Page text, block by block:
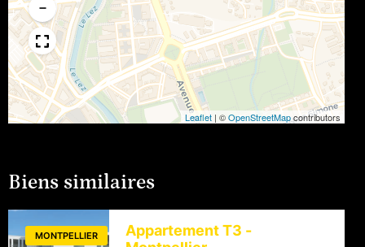
−
Leaflet | ©OpenStreetMapcontributors
Biens similaires
MONTPELLIER
Appartement T3 -